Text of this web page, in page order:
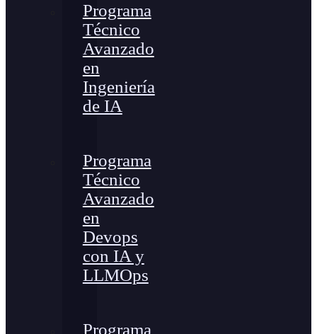
Programa
Técnico
Avanzado
en
Ingeniería
de IA
Programa
Técnico
Avanzado
en
Devops
con IA y
LLMOps
Programa